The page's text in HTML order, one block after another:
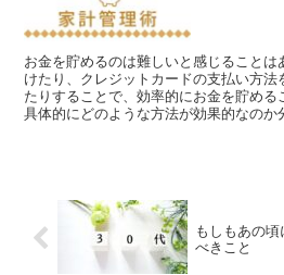
お金を貯めるのは難しいと感じること
けたり、クレジットカードの支払い方法
たりすることで、効率的にお金を貯める
具体的にどのような方法が効果的なのか
もしもあの
べきこと